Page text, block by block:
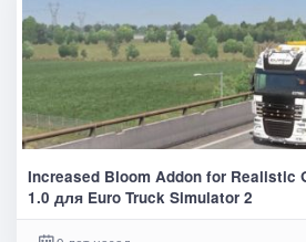
Increased Bloom Addon for Realistic
1.0 для Euro Truck Simulator 2